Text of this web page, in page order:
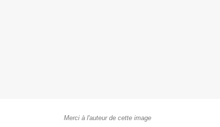
Merci à l'auteur de cette image